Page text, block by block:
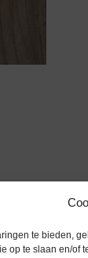
te bieden,
op te slaan en/of